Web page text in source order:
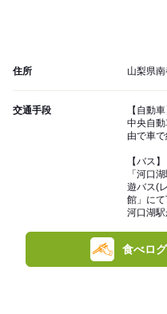
住所 山梨県
交通手段
【自動車
中央自
由で車
【バス】
「河口
遊バス(
館」に
河口湖
食べロ